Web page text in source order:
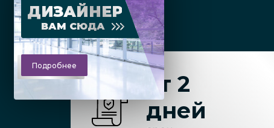
ДИЗАЙНЕР
ВАМ СЮДА
Подробнее
от 2
дней